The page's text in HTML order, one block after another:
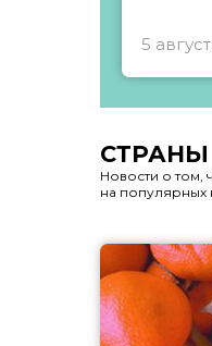
5
СТРАНЫ
Новости о том,
на популярных